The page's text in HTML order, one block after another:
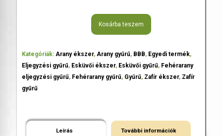
Kosárba teszem
Kategóriák: Arany ékszer, Arany gyűrű, BBB, Egyedi termék,
Eljegyzési gyűrű, Esküvői ékszer, Esküvői gyűrű, Fehérarany
eljegyzési gyűrű, Fehérarany gyűrű, Gyűrű, Zafír ékszer, Zafír
gyűrű
Leírás További információk